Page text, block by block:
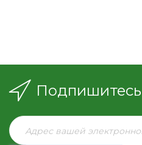
Подпишитесь